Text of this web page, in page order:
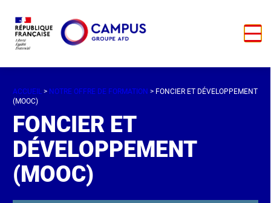
ACCUEIL > NOTRE OFFRE DE FORMATION > FONCIER ET DÉVELOPPEMENT
(MOOC)
FONCIER ET
DÉVELOPPEMENT
(MOOC)